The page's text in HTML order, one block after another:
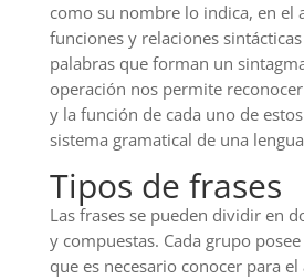
como su nombre lo indica, en el
funciones y relaciones
palabras que forman un
operación nos permite
y la función de cada uno de
sistema gramatical de una
Tipos de frases
Las frases se pueden dividir en
y compuestas. Cada grupo
que es necesario conocer para el